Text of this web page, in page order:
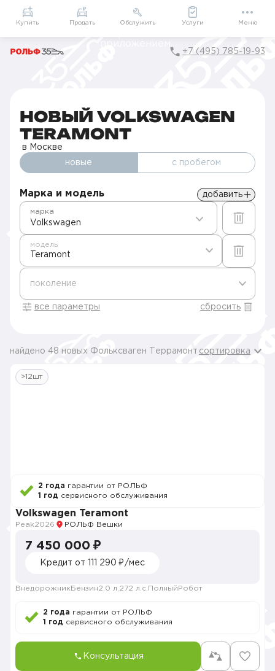
Приложение
Мой РОЛЬФ
Подарки внутри
+7 (495) 785-19-93
НОВЫЙ VOLKSWAGEN
TERAMONT
в Москве
новые с пробегом
Марка и модель добавить
Volkswagen
марка
Teramont
модель
поколение
все параметры сбросить
найдено 48 новых Фольксваген Террамонт сортировка
>12шт
2 года гарантии от РОЛЬФ
1 год сервисного обслуживания
Volkswagen Teramont
Peak2026 РОЛЬФ Вешки
7 450 000 ₽
Кредит от 111 290 ₽/мес
Внедорожник Бензин2.0 л. 272 л.с. Полный Робот
2 года гарантии от РОЛЬФ
1 год сервисного обслуживания
Консультация
Купить Продать Обслужить Услуги Меню